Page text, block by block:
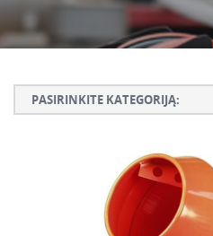
PASIRINKITE KATEGORIJĄ:
Betono ardymo ir gręžimo
Betono kaltai ir grąžtai,
Betono pjovimo ir šlifavimo